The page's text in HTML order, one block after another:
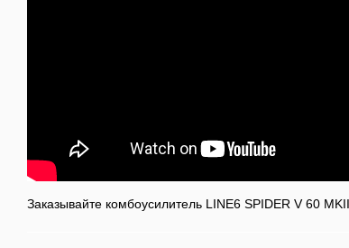
Заказывайте комбоусилитель LINE6 SPIDER V 60